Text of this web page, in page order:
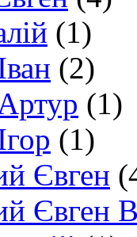
(1)
(2)
(1)
(1)
Євген
Євген